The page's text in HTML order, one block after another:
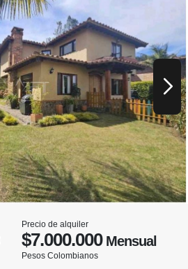
Precio de alquiler
$7.000.000Mensual
Pesos Colombianos